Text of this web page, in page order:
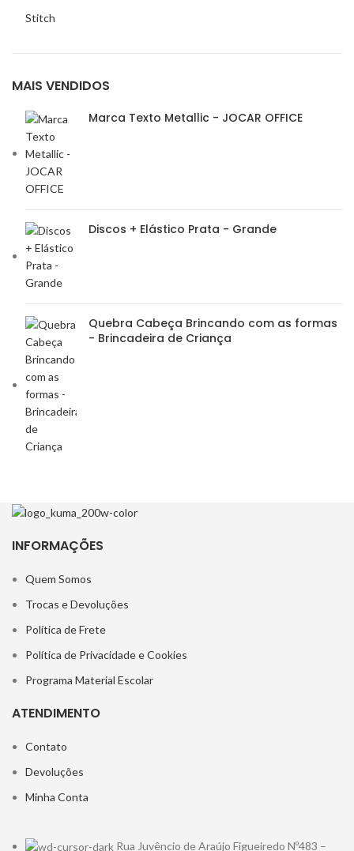
Stitch
MAIS VENDIDOS
Marca Texto Metallic - JOCAR OFFICE
Discos + Elástico Prata - Grande
Quebra Cabeça Brincando com as formas
- Brincadeira de Criança
INFORMAÇÕES
Quem Somos
Trocas e Devoluções
Política de Frete
Política de Privacidade e Cookies
Programa Material Escolar
ATENDIMENTO
Contato
Devoluções
Minha Conta
Rua Juvêncio de Araújo Figueiredo Nº483 –